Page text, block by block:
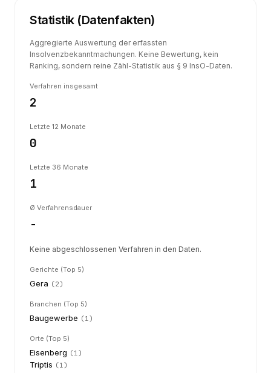
Statistik (Datenfakten)
Aggregierte Auswertung der erfassten
Insolvenzbekanntmachungen. Keine Bewertung, kein
Ranking, sondern reine Zähl-Statistik aus § 9 InsO-Daten.
Verfahren insgesamt
2
Letzte 12 Monate
0
Letzte 36 Monate
1
Ø Verfahrensdauer
-
Keine abgeschlossenen Verfahren in den Daten.
Gerichte (Top 5)
Gera (2)
Branchen (Top 5)
Baugewerbe (1)
Orte (Top 5)
Eisenberg (1)
Triptis (1)